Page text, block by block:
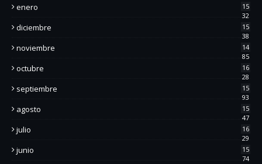
enero
15
32
diciembre
15
38
noviembre
14
85
octubre
16
28
septiembre
15
93
agosto
15
47
julio
16
29
junio
15
74